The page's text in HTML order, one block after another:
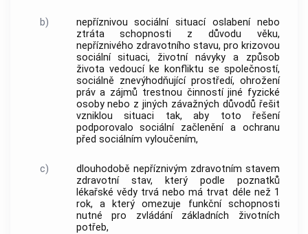
b) nepříznivou sociální situací oslabení nebo
ztráta schopnosti z důvodu věku,
nepříznivého zdravotního stavu, pro krizovou
sociální situaci, životní návyky a způsob
života vedoucí ke konfliktu se společností,
sociálně znevýhodňující prostředí, ohrožení
práv a zájmů trestnou činností jiné fyzické
osoby nebo z jiných závažných důvodů řešit
vzniklou situaci tak, aby toto řešení
podporovalo sociální začlenění a ochranu
před sociálním vyloučením,
c)
dlouhodobě nepříznivým zdravotním stavem
zdravotní stav, který podle poznatků
lékařské vědy trvá nebo má trvat déle než 1
rok, a který omezuje funkční schopnosti
nutné pro zvládání základních životních
potřeb,